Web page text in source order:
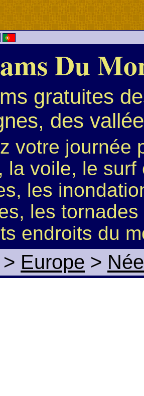
Du
gratuites
des
votre journée
la voile, le
les
les
endroits du
> Europe >